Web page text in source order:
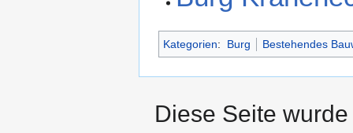
Kategorien: Burg Bestehendes
Diese Seite